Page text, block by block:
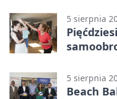
5 sierpnia
5 sierpnia
Beach